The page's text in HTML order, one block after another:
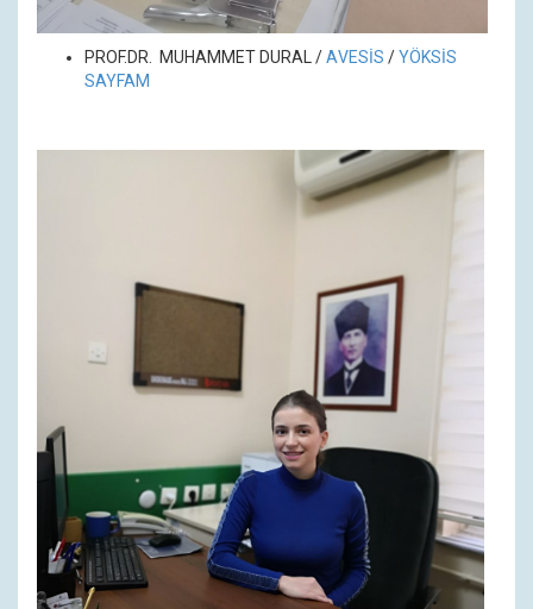
PROF.DR. MUHAMMET DURAL /AVESİS /YÖKSİS
SAYFAM